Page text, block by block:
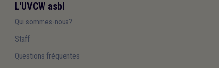
L'UVCW asbl
Qui sommes-nous?
Staff
Questions fréquentes